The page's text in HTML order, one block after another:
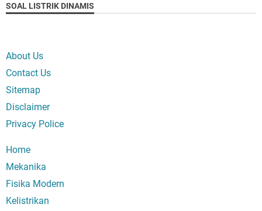
SOAL LISTRIK DINAMIS
About Us
Contact Us
Sitemap
Disclaimer
Privacy Police
Home
Mekanika
Fisika Modern
Kelistrikan